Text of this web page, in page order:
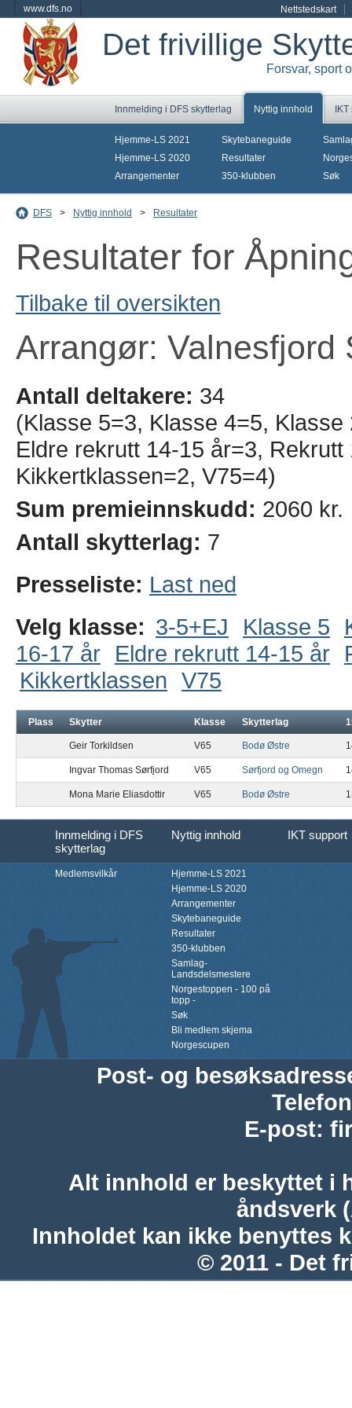
www.dfs.no Nettstedskart
Det frivillige
Forsvar, sport
Innmelding i DFS skytterlag Nyttig innhold
Hjemme-LS 2021
Hjemme-LS 2020
Arrangementer
Skytebaneguide
Resultater
350-klubben
Søk
DFS > Nyttig innhold > Resultater
Resultater for
Tilbake til oversikten
Arrangør: Valnesfjord
Antall deltakere: 34
(Klasse 5=3, Klasse 4=5,
Eldre rekrutt 14-15 år=3,
Kikkertklassen=2, V75=4)
Sum premieinnskudd: 2060 kr.
Antall skytterlag: 7
Presseliste: Last ned
Velg klasse: 3-5+EJ Klasse 5
16-17 år
Eldre rekrutt 14-15 år
Kikkertklassen V75
Plass Skytter Klasse Skytterlag
Geir Torkildsen V65 Bodø Østre
Ingvar Thomas Sørfjord V65 Sørfjord og Omegn
Mona Marie Eliasdottir V65 Bodø Østre
Innmelding i DFS
skytterlag
Nyttig innhold IKT support
Medlemsvilkår
Hjemme-LS 2021
Hjemme-LS 2020
Arrangementer
Skytebaneguide
Resultater
350-klubben
Samlag-
Landsdelsmestere
Norgestoppen - 100 på
topp -
Søk
Bli medlem skjema
Norgescupen
Post- og
Telefon
E-post:
Alt innhold er beskyttet i
åndsverk
Innholdet kan ikke benyttes
© 2011 - Det